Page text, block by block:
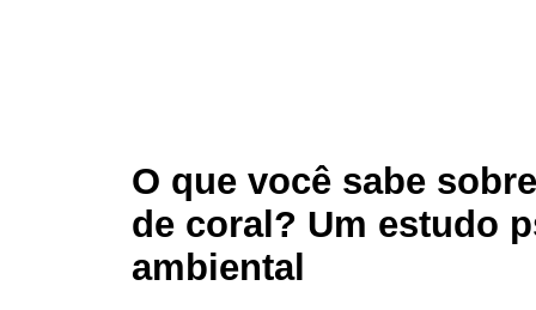
O que você sabe
de coral? Um estudo
ambiental